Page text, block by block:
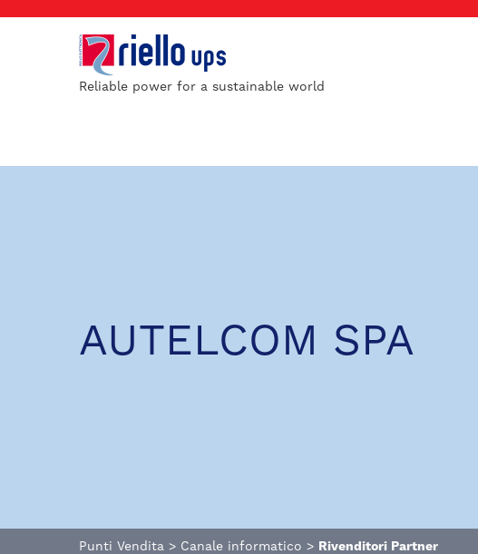
Reliable power for a sustainable world
AUTELCOM SPA
Punti Vendita > Canale informatico > Rivenditori Partner